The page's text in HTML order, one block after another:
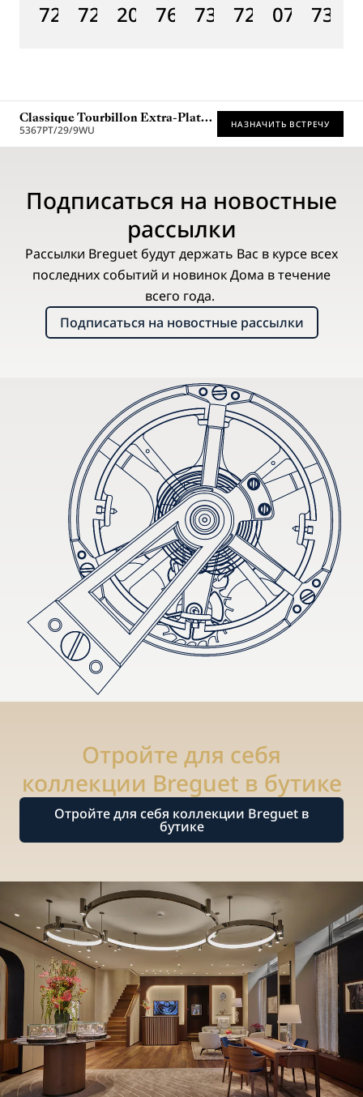
7225BH/0H/9V6
7235BH/0H/9V6
2025BH/28/9W6
7637BB/2Y/9ZU
7357BH/1H/386
7255PT/2N/
07
Classique Tourbillon Extra-Plat
5367
5367PT/29/9WU НАЗНАЧИТЬ ВСТРЕЧУ
Подписаться на новостные
рассылки
Рассылки Breguet будут держать Вас в курсе всех
последних событий и новинок Дома в течение
всего года.
Подписаться на новостные рассылки
Отройте для себя
коллекции Breguet в бутике
Отройте для себя коллекции Breguet в
бутике